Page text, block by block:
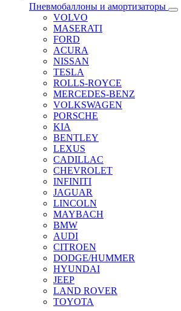
Пневмобаллоны и амортизаторы
VOLVO
MASERATI
FORD
ACURA
NISSAN
TESLA
ROLLS-ROYCE
MERCEDES-BENZ
VOLKSWAGEN
PORSCHE
KIA
BENTLEY
LEXUS
CADILLAC
CHEVROLET
INFINITI
JAGUAR
LINCOLN
MAYBACH
BMW
AUDI
CITROEN
DODGE/HUMMER
HYUNDAI
JEEP
LAND ROVER
TOYOTA